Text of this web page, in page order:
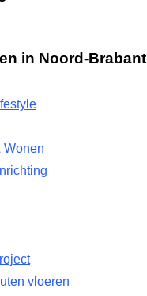
in Noord-Brabant
Wonen
vloeren